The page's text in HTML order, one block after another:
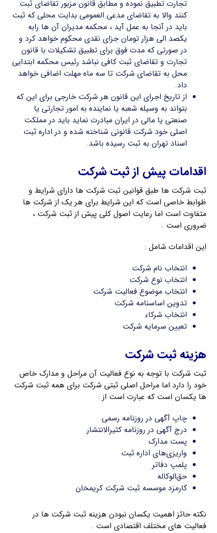
تجارت تطبیق نموده و مطابق قانون مزبور تقاضای ثبت
کنند والا به تقاضای مدعی العمومی بدایت محلی که ثبت
باید در آنجا به عمل آید ، محکمه مدیران آن ها رابه
یکصد الی هزار تومان جزای نقدی محکوم خواهد کرد و
در صورتی که مدت فوق برای تطبیق تشکیلات با قانون
تجارت و تقاضای ثبت کافی نباشد رئیس محکمه ابتدایی
محل به تقاضای شرکت تا سه ماه مهلت اضافی خواهد
داد.
از تاریخ اجرای این قانون هر شرکت خارجی برای این که
بتواند به وسیله شعبه یا نماینده به امور تجارتی یا
صنعتی یا مالی در ایران مبادرت نماید باید در مملکت
اصلی خود شرکت قانونی شناخته شده و در اداره ثبت
اسناد تهران به ثبت رسیده باشد.
اقدامات پیش از ثبت شرکت
ثبت شرکت ها طبق قوانین ثبت شرکت ها دارای شرایط و
ظوابط خاصی است که این شرایط برای هر یک از شرکت ها
متفاوت است اما رعایت اصول کلی پیش از ثبت شرکت ،
ضروری است .
این اقدامات شامل :
انتخاب نام شرکت
انتخاب نوع شرکت
انتخاب موضوع فعالیت شرکت
تدوین اساسنامه شرکت
انتخاب شرکاء
تعیین سرمایه شرکت
هزینه ثبت شرکت
ثبت شرکت با توجه به نوع فعالیت آن مراحل و مدارک خاص
خود را دارد اما مراحل اصلی ثبتی شرکت برای همه ثبت شرکت
ها یکسان است که عبارت است از :
چاپ آگهی در روزنامه رسمی
درج آگهی در روزنامه کثیرالانتشار
پست مدارک
واریزی‌های اداره ثبت
پلمپ دفاتر
حق‌الوکاله
کارمزد موسسه ثبت شرکت کریمخان
نکته حائز اهمیت یکسان نبودن هزینه ثبت شرکت ها در
فعالیت های مختلف اقتصادی است .